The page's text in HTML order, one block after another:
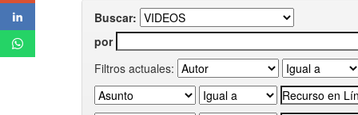
Buscar:
por
Filtros actuales: